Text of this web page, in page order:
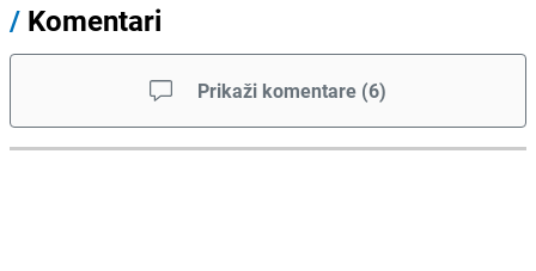
/ Komentari
Prikaži komentare (6)